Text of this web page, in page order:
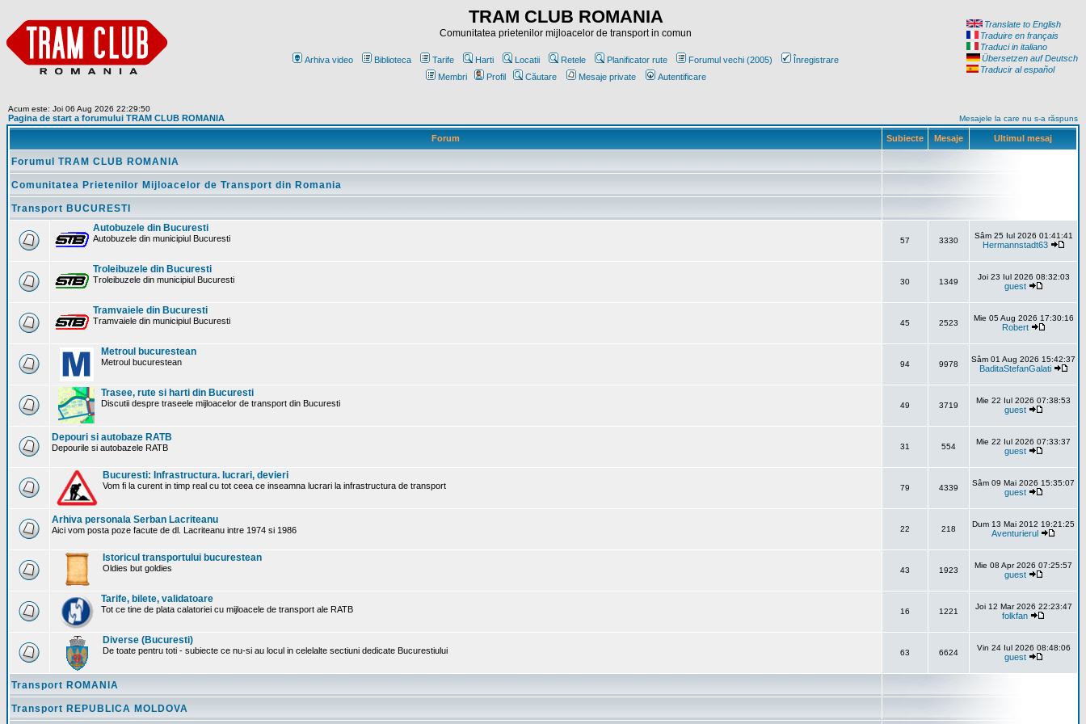
TRAM CLUB ROMANIA
Comunitatea prietenilor mijloacelor de transport in comun
Arhiva video Biblioteca Tarife Harti Locatii Retele Planificator rute Forumul vechi (2005)
Înregistrare
Membri
Profil Căutare Mesaje private Autentificare
Translate to English
Traduire en français
Traduci in italiano
Übersetzen auf Deutsch
Traducir al español
Acum este: Joi 06 Aug 2026 22:29:50
Pagina de start a forumului TRAM CLUB ROMANIA Mesajele la care nu s-a răspuns
Forum Subiecte Mesaje Ultimul mesaj
Forumul TRAM CLUB ROMANIA
Comunitatea Prietenilor Mijloacelor de Transport din Romania
Transport BUCURESTI
Autobuzele din Bucuresti
Autobuzele din municipiul Bucuresti 57 3330
Sâm 25 Iul 2026 01:41:41
Hermannstadt63
Troleibuzele din Bucuresti
Troleibuzele din municipiul Bucuresti 30 1349
Joi 23 Iul 2026 08:32:03
guest
Tramvaiele din Bucuresti
Tramvaiele din municipiul Bucuresti 45 2523
Mie 05 Aug 2026 17:30:16
Robert
Metroul bucurestean
Metroul bucurestean 94 9978
Sâm 01 Aug 2026 15:42:37
BaditaStefanGalati
Trasee, rute si harti din Bucuresti
Discutii despre traseele mijloacelor de transport din Bucuresti 49 3719
Mie 22 Iul 2026 07:38:53
guest
Depouri si autobaze RATB
Depourile si autobazele RATB 31 554
Mie 22 Iul 2026 07:33:37
guest
Bucuresti: Infrastructura. lucrari, devieri
Vom fi la curent in timp real cu tot ceea ce inseamna lucrari la infrastructura de transport 79 4339
Sâm 09 Mai 2026 15:35:07
guest
Arhiva personala Serban Lacriteanu
Aici vom posta poze facute de dl. Lacriteanu intre 1974 si 1986 22 218
Dum 13 Mai 2012 19:21:25
Aventurierul
Istoricul transportului bucurestean
Oldies but goldies 43 1923
Mie 08 Apr 2026 07:25:57
guest
Tarife, bilete, validatoare
Tot ce tine de plata calatoriei cu mijloacele de transport ale RATB 16 1221
Joi 12 Mar 2026 22:23:47
folkfan
Diverse (Bucuresti)
De toate pentru toti - subiecte ce nu-si au locul in celelalte sectiuni dedicate Bucurestiului 63 6624
Vin 24 Iul 2026 08:48:06
guest
Transport ROMANIA
Transport REPUBLICA MOLDOVA